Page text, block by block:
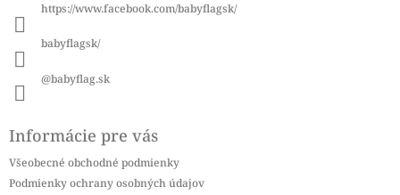
https://www.facebook.com/babyflagsk/
babyflagsk/
@babyflag.sk
Informácie pre vás
Všeobecné obchodné podmienky
Podmienky ochrany osobných údajov